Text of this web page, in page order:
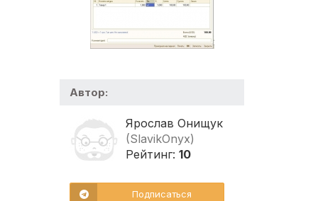
Автор:
Ярослав Онищук
(SlavikOnyx)
Рейтинг: 10
Подписаться